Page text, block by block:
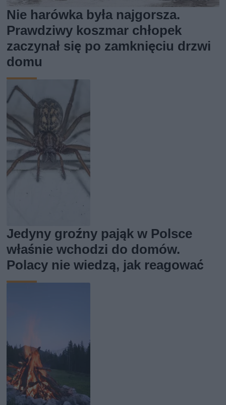
Nie harówka była najgorsza.
Prawdziwy koszmar chłopek
zaczynał się po zamknięciu drzwi
domu
Jedyny groźny pająk w Polsce
właśnie wchodzi do domów.
Polacy nie wiedzą, jak reagować